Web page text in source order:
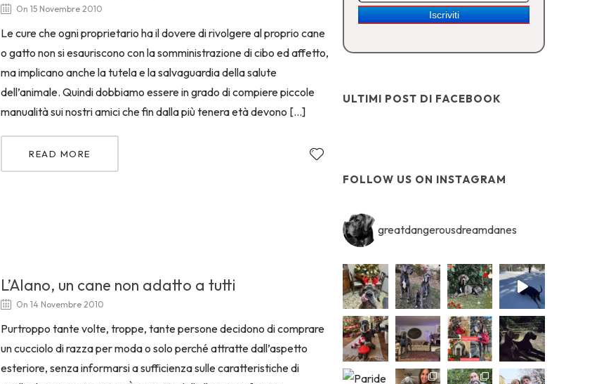
On 15 Novembre 2010
Le cure che ogni proprietario ha il dovere di rivolgere al proprio cane
o gatto non si esauriscono con la somministrazione di cibo ed affetto,
ma implicano anche la tutela e la salvaguardia della salute
dell’animale. Quindi dobbiamo essere in grado di compiere piccole
manualità sui nostri amici che fin dalla più tenera età devono […]
READ MORE
L’Alano, un cane non adatto a tutti
On 14 Novembre 2010
Purtroppo tante volte, troppe, tante persone decidono di comprare
un cucciolo di razza per moda o solo perché attratte dall’aspetto
esteriore, senza informarsi a sufficienza sulle caratteristiche di
ULTIMI POST DI FACEBOOK
FOLLOW US ON INSTAGRAM
greatdangerousdreamdanes